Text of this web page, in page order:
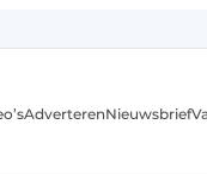
AdverterenNieuwsbrief